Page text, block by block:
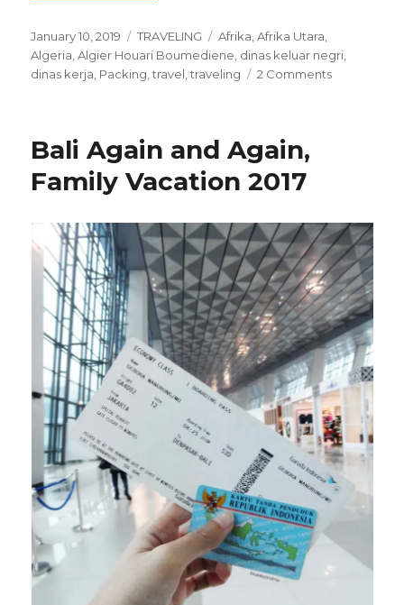
Posted
on
January 10, 2019 Categories
TRAVELING Tags
Afrika ,Afrika Utara
Algeria ,Algier Houari Boumediene dinas keluar negri
dinas kerja Packing ,travel ,traveling 2 Commentson
Bali Again and Again,
Family Vacation 2017